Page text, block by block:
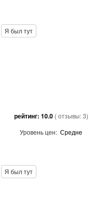
Я был тут
рейтинг: 10.0 ( отзывы:3)
Уровень цен: Средне
Я был тут